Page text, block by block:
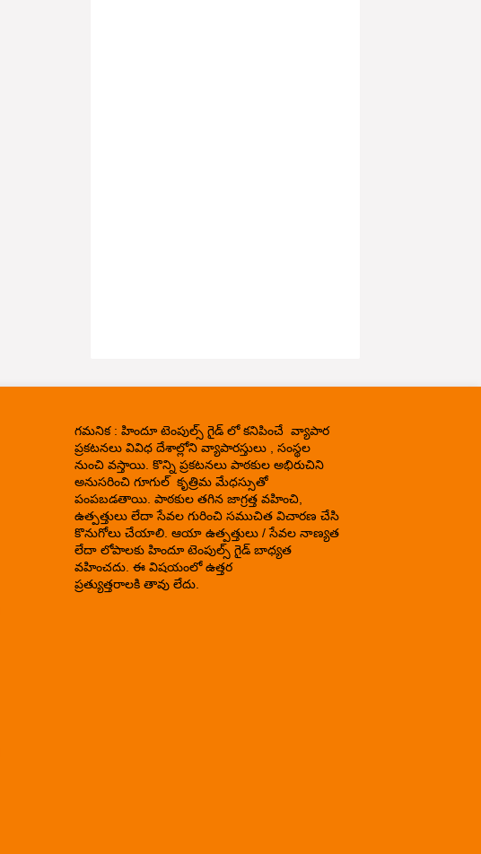
గమనిక : హిందూ టెంపుల్స్ గైడ్ లో కనిపించే వ్యాపార
ప్రకటనలు వివిధ దేశాల్లోని వ్యాపారస్తులు , సంస్థల
నుంచి వస్తాయి. కొన్ని ప్రకటనలు పాఠకుల అభిరుచిని
అనుసరించి గూగుల్ కృత్రిమ మేధస్సుతో
పంపబడతాయి. పాఠకుల తగిన జాగ్రత్త వహించి,
ఉత్పత్తులు లేదా సేవల గురించి సముచిత విచారణ చేసి
కొనుగోలు చేయాలి. ఆయా ఉత్పత్తులు / సేవల నాణ్యత
లేదా లోపాలకు హిందూ టెంపుల్స్ గైడ్ బాధ్యత
వహించదు. ఈ విషయంలో ఉత్తర
ప్రత్యుత్తరాలకి తావు లేదు.